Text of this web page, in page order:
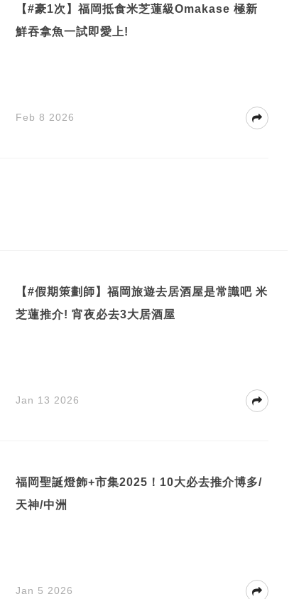
【#豪1次】福岡抵食米芝蓮級Omakase 極新
鮮吞拿魚一試即愛上!
Feb 8 2026
【#假期策劃師】福岡旅遊去居酒屋是常識吧 米
芝蓮推介! 宵夜必去3大居酒屋
Jan 13 2026
福岡聖誕燈飾+市集2025！10大必去推介博多/
天神/中洲
Jan 5 2026